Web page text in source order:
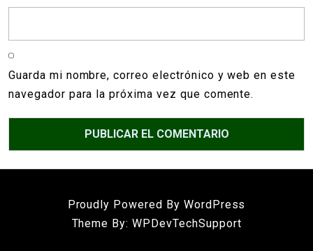
Guarda mi nombre, correo electrónico y web en este
navegador para la próxima vez que comente.
Proudly Powered By WordPress
Theme By: WPDevTechSupport